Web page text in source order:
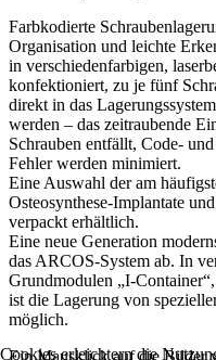
Farbkodierte
Organisation und leichte
in verschiedenfarbigen,
konfektioniert, zu je fünf
direkt in das
werden – das zeitraubende
Schrauben entfällt, Code-
Fehler werden minimiert.
Eine Auswahl der am
Osteosynthese-Implantate
verpackt erhältlich.
Eine neue Generation
das ARCOS-System ab. In
Grundmodulen „I-
ist die Lagerung von
möglich.
Ein Mausklick auf die Bilder
Cookies erleichtern die